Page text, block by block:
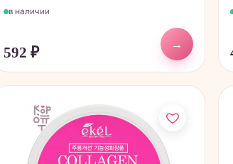
в наличии
592 ₽
→